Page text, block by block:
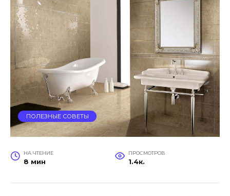
ПОЛЕЗНЫЕ СОВЕТЫ
НА ЧТЕНИЕ
8 мин
ПРОСМОТРОВ
1.4к.